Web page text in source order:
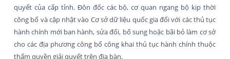
quyết của cấp tỉnh. Đôn đốc các bộ, cơ quan ngang bộ kịp thời
công bố và cập nhật vào Cơ sở dữ liệu quốc gia đối với các thủ tục
hành chính mới ban hành, sửa đổi, bổ sung hoặc bãi bỏ làm cơ sở
cho các địa phương công bố công khai thủ tục hành chính thuộc
thẩm quyền giải quyết trên địa bàn.